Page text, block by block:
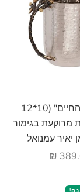
נטלת "עץ החיים" (10*12
בגימור
יאיר עמנואל
מבצע